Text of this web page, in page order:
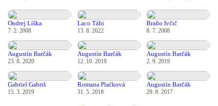
Cyrillo, 1787
Zdroj: GBIF
Aktualizované: Laco Tábi, 14.04.2026 14:25
Ondrej Líška
7. 2. 2008
Laco Tábi
13. 8. 2022
Braňo Ivčič
8. 7. 2008
Augustín Barčák
23. 8. 2020
Augustín Barčák
12. 10. 2019
Augustín Barčák
2. 9. 2019
Gabriel Gabriš
15. 3. 2019
Romana Plačková
31. 5. 2018
Augustín Barčák
29. 8. 2017